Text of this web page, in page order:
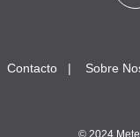
Contacto Sobre
© 2024